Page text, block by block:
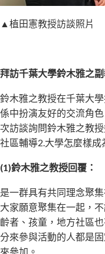
▲植田憲教授訪談照片
拜訪千葉大學鈴木雅之
鈴木雅之教授在千葉大
係中扮演友好的交流角
次訪談詢問鈴木雅之教
社區輔導2.大學怎麼樣成
(1)鈴木雅之教授回覆：
是一群具有共同理念聚
大家願意聚集在一起，
齡者、孩童，地方社區
分來參與活動的人都是
來參加。